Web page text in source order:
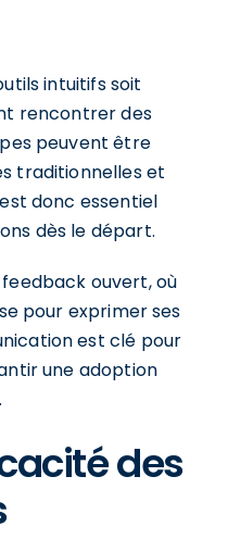
intuitifs soit
rencontrer des
peuvent être
traditionnelles et
donc essentiel
dès le départ.
ouvert, où
pour exprimer ses
est clé pour
une adoption
des